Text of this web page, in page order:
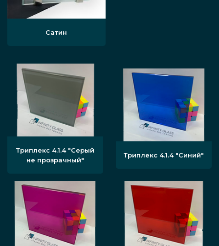
Сатин
Триплекс 4.1.4 "Серый
не прозрачный"
Триплекс 4.1.4 "Синий"